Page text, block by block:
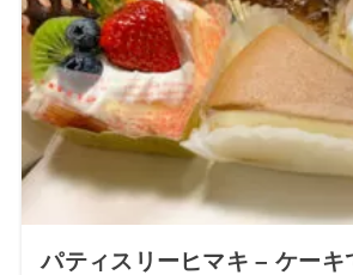
パティスリーヒマキ – ケーキ